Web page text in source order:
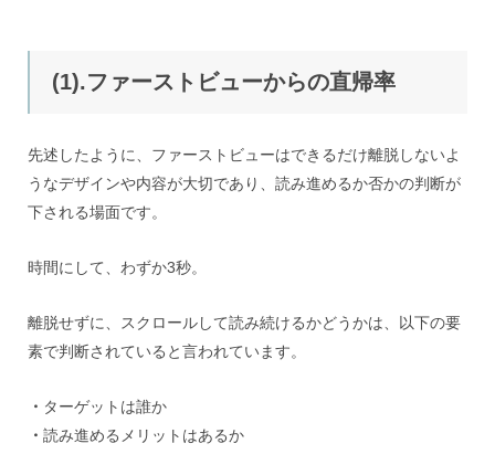
(1).ファーストビューからの直帰率
先述したように、ファーストビューはできるだけ離脱しないよ
うなデザインや内容が大切であり、読み進めるか否かの判断が
下される場面です。
時間にして、わずか3秒。
離脱せずに、スクロールして読み続けるかどうかは、以下の要
素で判断されていると言われています。
・ ターゲットは誰か
・ 読み進めるメリットはあるか